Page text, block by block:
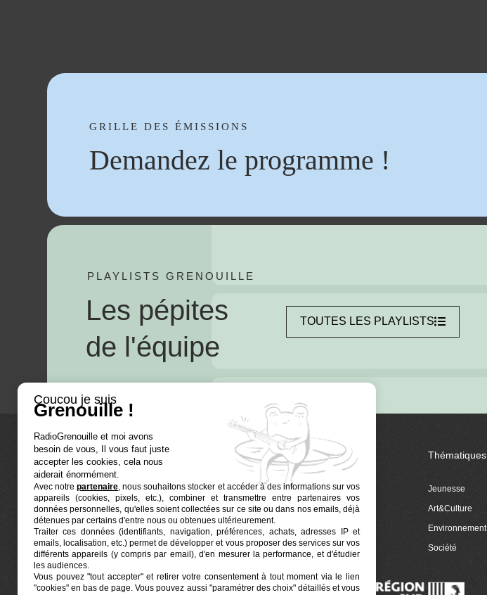
GRILLE DES ÉMISSIONS
Demandez le programme !
PLAYLISTS GRENOUILLE
Les pépites
de l'équipe
TOUTES LES PLAYLISTS
Euphonia est le partenaire producteur de Radio
Grenouille, radio associative marseillaise.
Locaux situés à la Friche Belle de Mai
41, rue Jobin — 13003 Marseille
La radio
Ré-écouter
Actualités
Programmation
Grenouille Euphonia
Thématiques
Jeunesse
Art&Culture
Environnement
Société
Coucou je suis
Grenouille !
RadioGrenouille et moi avons
besoin de vous, Il vous faut juste
accepter les cookies, cela nous
aiderait énormément.
Avec notrepartenaire, nous souhaitons stocker et accéder à des informations sur vos
appareils (cookies, pixels, etc.), combiner et transmettre entre partenaires vos
données personnelles, qu'elles soient collectées sur ce site ou dans nos emails, déjà
détenues par certains d'entre nous ou obtenues ultérieurement.
Traiter ces données (identifiants, navigation, préférences, achats, adresses IP et
emails, localisation, etc.) permet de développer et vous proposer des services sur vos
différents appareils (y compris par email), d'en mesurer la performance, et d'étudier
les audiences.
Vous pouvez "tout accepter" et retirer votre consentement à tout moment via le lien
"cookies" en bas de page. Vous pouvez aussi "paramétrer des choix" détaillés et vous